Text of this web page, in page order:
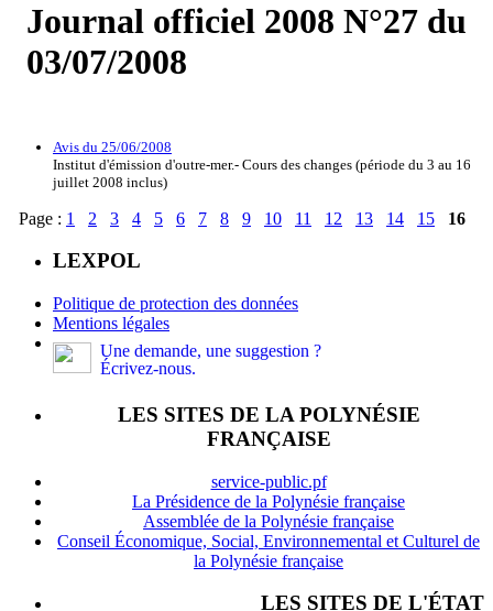
Journal officiel 2008 N°27 du
03/07/2008
Avis du 25/06/2008
Institut d'émission d'outre-mer.- Cours des changes (période du 3 au 16
juillet 2008 inclus)
Page : 1 2 3 4 5 6 7 8 9 10 11 12 13 14 15 16
LEXPOL
Politique de protection des données
Mentions légales
Une demande, une suggestion ?
Écrivez-nous.
LES SITES DE LA POLYNÉSIE
FRANÇAISE
service-public.pf
La Présidence de la Polynésie française
Assemblée de la Polynésie française
Conseil Économique, Social, Environnemental et Culturel de
la Polynésie française
LES SITES DE L'ÉTAT